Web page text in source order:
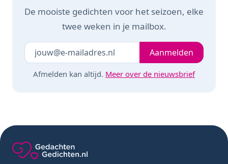
De mooiste gedichten voor het seizoen, elke
twee weken in je mailbox.
Laat dit veld leeg Je e-mailadresAanmelden
Afmelden kan altijd. Meer over de nieuwsbrief